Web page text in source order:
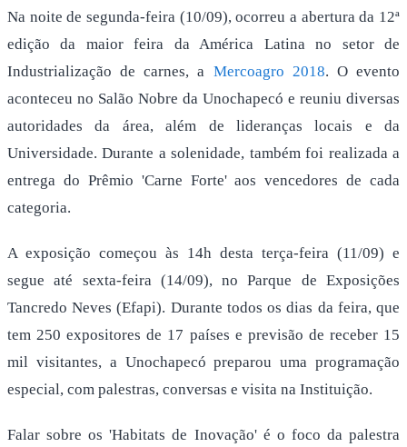
Na noite de segunda-feira (10/09), ocorreu a abertura da 12ª
edição da maior feira da América Latina no setor de
Industrialização de carnes, a Mercoagro 2018. O evento
aconteceu no Salão Nobre da Unochapecó e reuniu diversas
autoridades da área, além de lideranças locais e da
Universidade. Durante a solenidade, também foi realizada a
entrega do Prêmio 'Carne Forte' aos vencedores de cada
categoria.
A exposição começou às 14h desta terça-feira (11/09) e
segue até sexta-feira (14/09), no Parque de Exposições
Tancredo Neves (Efapi). Durante todos os dias da feira, que
tem 250 expositores de 17 países e previsão de receber 15
mil visitantes, a Unochapecó preparou uma programação
especial, com palestras, conversas e visita na Instituição.
Falar sobre os 'Habitats de Inovação' é o foco da palestra